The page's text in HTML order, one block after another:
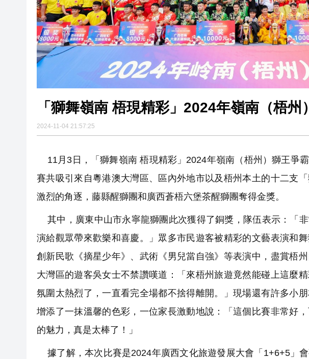
山東26戶省屬國企去年合計營收2.58萬億 利潤總額
瀋陽鐵西校園閱讀活動解鎖閱讀新玩法
閩粵贛三地漢樂藝術家齊聚深圳，共奏客家文化傳
「獅舞嶺南 梧現精彩」2024年嶺南（梧
2024-11-04 21:57:25
11月3日，「獅舞嶺南 梧現精彩」2024年嶺南（梧州）獅王爭
賽共吸引來自粵港澳大灣區、區內外地市以及梧州本土的十二支
激烈的角逐，藤縣醒獅團和廣西蒼梧六堡茶醒獅團奪得金獎。
其中，廣東中山市永寧龍獅團此次獲得了銅獎，隊伍表示：「
演給觀眾帶來歡樂和喜慶。」眾多市民遊客被精彩的文藝表演和
創新民歌《摘星少年》、武術《男兒當自強》等表演中，盡賞梧
大灣區的遊客吳女士不禁讚嘆道：「來梧州旅遊竟然能碰上這麼
氛圍太熱烈了，一直看完全場都不捨得離開。」現場還有許多小
增添了一抹溫馨的色彩，一位家長激動地說：「這個比賽非常好
的魅力，真是太棒了！」
據了解，本次比賽是2024年廣西文化旅遊發展大會「1+6+5」